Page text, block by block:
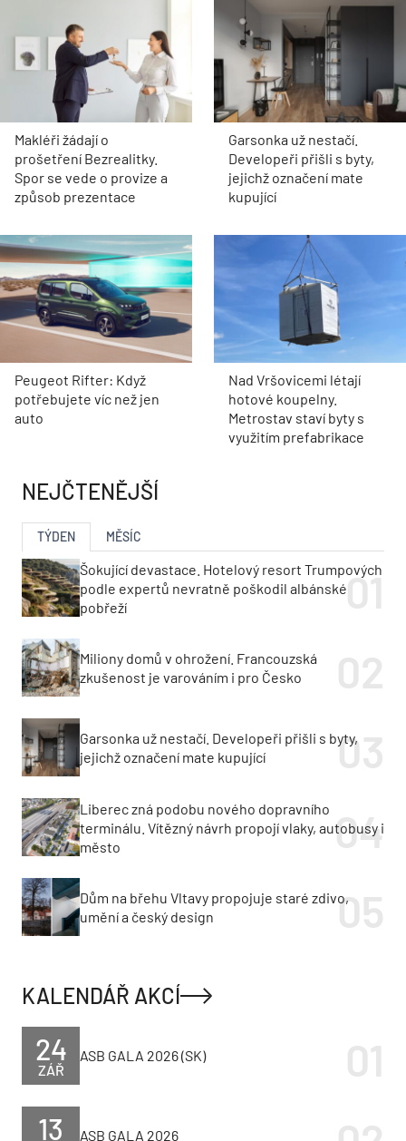
Makléři žádají o
prošetření Bezrealitky.
Spor se vede o provize a
způsob prezentace
Garsonka už nestačí.
Developeři přišli s byty,
jejichž označení mate
kupující
Peugeot Rifter: Když
potřebujete víc než jen
auto
Nad Vršovicemi létají
hotové koupelny.
Metrostav staví byty s
využitím prefabrikace
NEJČTENĚJŠÍ
TÝDEN MĚSÍC
Šokující devastace. Hotelový resort Trumpových
podle expertů nevratně poškodil albánské
pobřeží
Miliony domů v ohrožení. Francouzská
zkušenost je varováním i pro Česko
Garsonka už nestačí. Developeři přišli s byty,
jejichž označení mate kupující
Liberec zná podobu nového dopravního
terminálu. Vítězný návrh propojí vlaky, autobusy i
město
Dům na břehu Vltavy propojuje staré zdivo,
umění a český design
KALENDÁŘ AKCÍ
ZÁŘ
24 ASB GALA 2026 (SK)
13 ASB GALA 2026